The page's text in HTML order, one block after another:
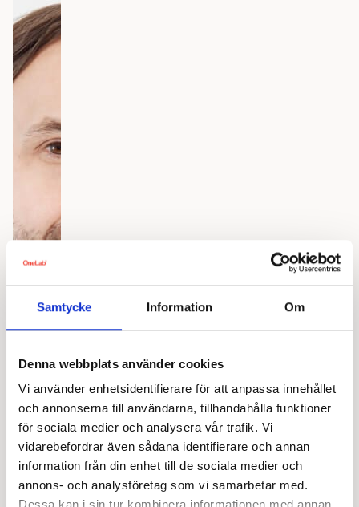
Samtycke Information Om
Denna webbplats använder cookies
Vi använder enhetsidentifierare för att anpassa innehållet
och annonserna till användarna, tillhandahålla funktioner
för sociala medier och analysera vår trafik. Vi
vidarebefordrar även sådana identifierare och annan
information från din enhet till de sociala medier och
annons- och analysföretag som vi samarbetar med.
Specialistläkare inom allmänmedicin, OneLab